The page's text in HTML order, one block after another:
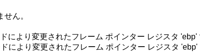
ん。
により変更されたフレーム ポインター レジスタ 'ebp'
により変更されたフレーム ポインター レジスタ 'ebp'